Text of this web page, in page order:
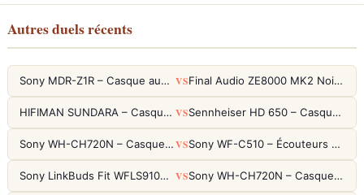
Autres duels récents
Sony MDR-Z1R – Casque audiophile fermé haute résolution VS Final Audio ZE8000 MK2 Noir – Écouteurs True Wireless audiophiles 8K Sound
HIFIMAN SUNDARA – Casque Planar Magnetic Ouvert Over-Ear Audiophile VS Sennheiser HD 650 – Casque audiophile ouvert pour l'écoute analytique
Sony WH-CH720N – Casque ANC 35h, Ultra-léger (192g) avec Processeur V1 VS Sony WF-C510 – Écouteurs True Wireless compacts, autonomie 22h et multipoint
Sony LinkBuds Fit WFLS910NW Blanc – Écouteurs Sport Ailes ANC VS Sony WH-CH720N – Casque ANC 35h, Ultra-léger (192g) avec Processeur V1